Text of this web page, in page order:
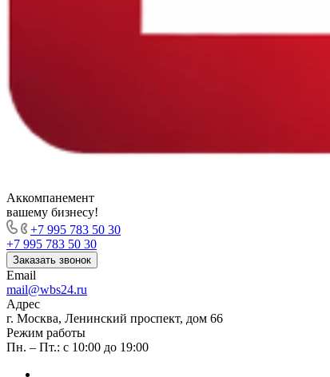
Аккомпанемент
вашему бизнесу!
+7 995 783 50 30
+7 995 783 50 30
Заказать звонок
Email
mail@wbs24.ru
Адрес
г. Москва, Ленинский проспект, дом 66
Режим работы
Пн. – Пт.: с 10:00 до 19:00